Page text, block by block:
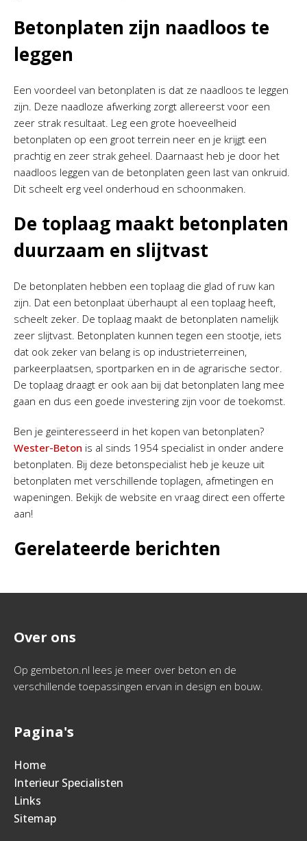
Betonplaten zijn naadloos te
leggen
Een voordeel van betonplaten is dat ze naadloos te leggen
zijn. Deze naadloze afwerking zorgt allereerst voor een
zeer strak resultaat. Leg een grote hoeveelheid
betonplaten op een groot terrein neer en je krijgt een
prachtig en zeer strak geheel. Daarnaast heb je door het
naadloos leggen van de betonplaten geen last van onkruid.
Dit scheelt erg veel onderhoud en schoonmaken.
De toplaag maakt betonplaten
duurzaam en slijtvast
De betonplaten hebben een toplaag die glad of ruw kan
zijn. Dat een betonplaat überhaupt al een toplaag heeft,
scheelt zeker. De toplaag maakt de betonplaten namelijk
zeer slijtvast. Betonplaten kunnen tegen een stootje, iets
dat ook zeker van belang is op industrieterreinen,
parkeerplaatsen, sportparken en in de agrarische sector.
De toplaag draagt er ook aan bij dat betonplaten lang mee
gaan en dus een goede investering zijn voor de toekomst.
Ben je geïnteresseerd in het kopen van betonplaten?
Wester-Beton is al sinds 1954 specialist in onder andere
betonplaten. Bij deze betonspecialist heb je keuze uit
betonplaten met verschillende toplagen, afmetingen en
wapeningen. Bekijk de website en vraag direct een offerte
aan!
Gerelateerde berichten
Over ons
Op gembeton.nl lees je meer over beton en de
verschillende toepassingen ervan in design en bouw.
Pagina's
Home
Interieur Specialisten
Links
Sitemap